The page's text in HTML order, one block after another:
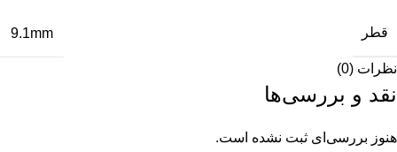
قطر 9.1mm
نظرات (0)
نقد و بررسی‌ها
هنوز بررسی‌ای ثبت نشده است.